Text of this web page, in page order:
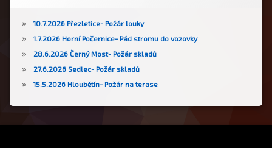
10.7.2026 Přezletice- Požár louky
1.7.2026 Horní Počernice- Pád stromu do vozovky
28.6.2026 Černý Most- Požár skladů
27.6.2026 Sedlec- Požár skladů
15.5.2026 Hloubětín- Požár na terase